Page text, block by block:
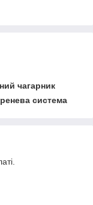
чагарник
система